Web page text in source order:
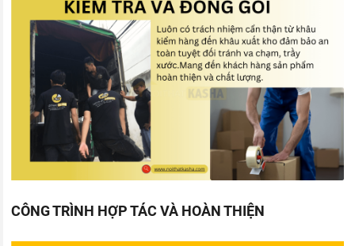
CÔNG TRÌNH HỢP TÁC VÀ HOÀN THIỆN